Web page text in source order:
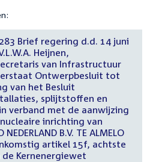
Brief regering d.d. 14 juni
Heijnen,
van Infrastructuur
Ontwerpbesluit tot
van het Besluit
splijtstoffen en
verband met de aanwijzing
inrichting van
NEDERLAND B.V. TE ALMELO
artikel 15f, achtste
de Kernenergiewet